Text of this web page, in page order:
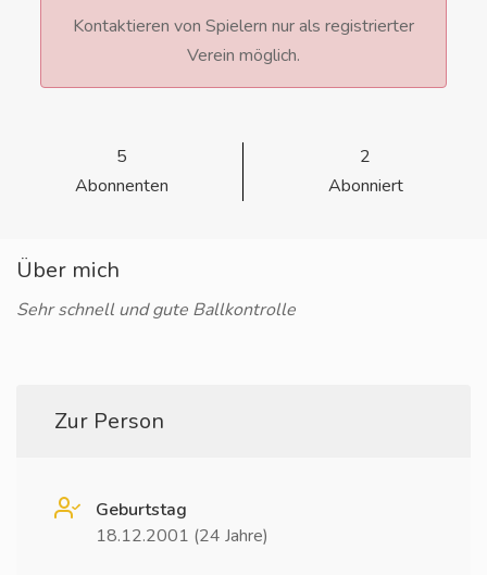
Kontaktieren von Spielern nur als registrierter
Verein möglich.
5
Abonnenten
2
Abonniert
Über mich
Sehr schnell und gute Ballkontrolle
Zur Person
Geburtstag
18.12.2001 (24 Jahre)